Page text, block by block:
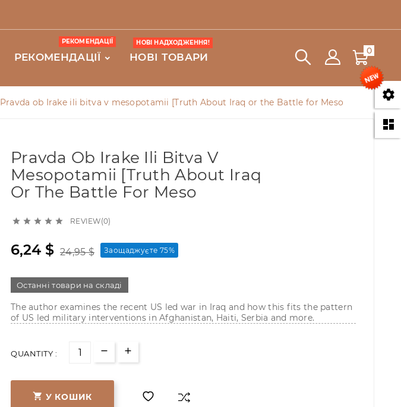


РЕКОМЕНДАЦІЇ
РЕКОМЕНДАЦІЇ
НОВІ ТОВАРИ
НОВІ НАДХОДЖЕННЯ!
0
Pravda ob Irake ili bitva v mesopotamii [Truth About Iraq or the Battle for Meso
Pravda Ob Irake Ili Bitva V
Mesopotamii [Truth About Iraq
Or The Battle For Meso
     REVIEW(0)
6,24 $ 24,95 $ Заощаджуєте 75%
Останні товари на складі
The author examines the recent US led war in Iraq and how this fits the pattern
of US led military interventions in Afghanistan, Haiti, Serbia and more.
QUANTITY :
 У КОШИК